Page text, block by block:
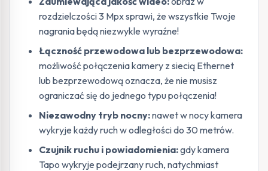
rozdzielczości 3 Mpx sprawi, że wszystkie Twoje
nagrania będą niezwykle wyraźne!
Łączność przewodowa lub bezprzewodowa:
możliwość połączenia kamery z siecią Ethernet
lub bezprzewodową oznacza, że nie musisz
ograniczać się do jednego typu połączenia!
Niezawodny tryb nocny:nawet w nocy kamera
wykryje każdy ruch w odległości do 30 metrów.
Czujnik ruchu i powiadomienia:gdy kamera
Tapo wykryje podejrzany ruch, natychmiast